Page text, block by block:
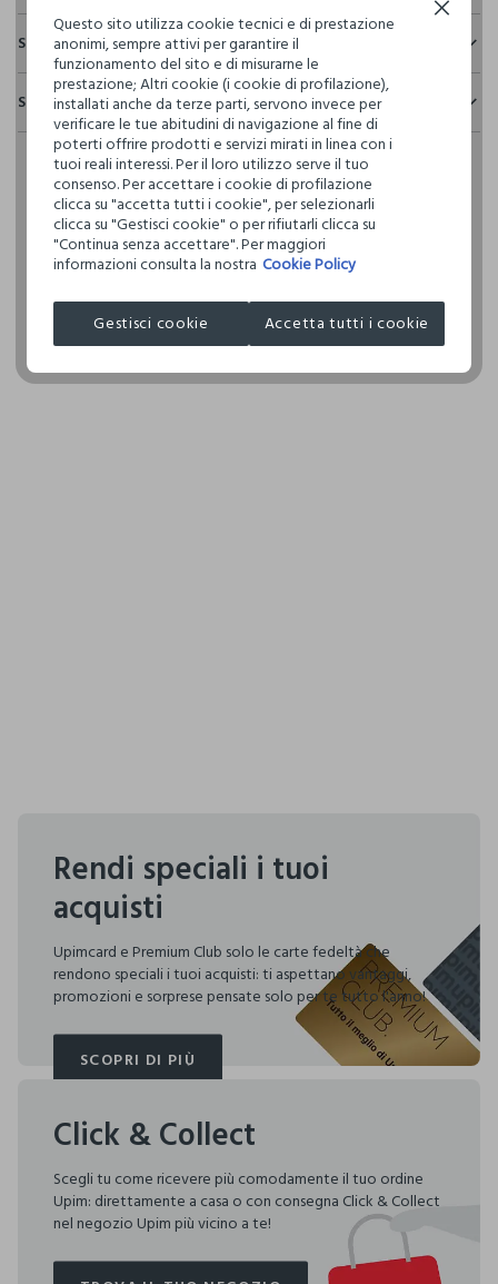
Composizione:
TESSUTO PRINCIPALE: 55% LINO,45% VISCOSA - FODERA: 80%
POLIESTERE,20% COTONE
NON CANDEGGIARE
TEMPERATURA MASSIMA 30°C - PROCEDURA DELICATA
LAVAGGIO A SECCO PROFESSIONALE CON
TETRACLOROETILENE E TUTTI I SOLVENTI INDICATI CON IL
NON ASCIUGARE IN ASCIUGA BIANCHERIA A TAMBURO
Sostenibilità e trasparenza
Sicurezza
Il 100% dei nostri articoli viene sottoposto a test chimico-
fisici, per verificarne il rispetto dei limiti che abbiamo
definito per l’uso di sostanze chimiche, talvolta anche più
restrittivi rispetto a quelli previsti dalla normativa
internazionale.
Clicca qui per vedere i dettagli
EXPERIENCE CLOTHING CO. LTD
MADE IN BANGLADESH
Spedizione e resi
Hai fino a 30 giorni dalla consegna del tuo ordine online per
cambiare idea e restituire i prodotti che hai acquistato.
Rendi speciali i tuoi
acquisti
Upimcard e Premium Club solo le carte fedeltà che
rendono speciali i tuoi acquisti: ti aspettano vantaggi,
promozioni e sorprese pensate solo per te tutto l'anno!
SCOPRI DI PIÙ
SCOPRI DI PIÙ
Click & Collect
Scegli tu come ricevere più comodamente il tuo ordine
Upim: direttamente a casa o con consegna Click & Collect
nel negozio Upim più vicino a te!
Questo sito utilizza cookie tecnici e di prestazione
anonimi, sempre attivi per garantire il
funzionamento del sito e di misurarne le
prestazione; Altri cookie (i cookie di profilazione),
installati anche da terze parti, servono invece per
verificare le tue abitudini di navigazione al fine di
poterti offrire prodotti e servizi mirati in linea con i
tuoi reali interessi. Per il loro utilizzo serve il tuo
consenso. Per accettare i cookie di profilazione
clicca su "accetta tutti i cookie", per selezionarli
clicca su "Gestisci cookie" o per rifiutarli clicca su
"Continua senza accettare". Per maggiori
informazioni consulta la nostra Cookie Policy
Gestisci cookie Accetta tutti i cookie
Continua senza accettare